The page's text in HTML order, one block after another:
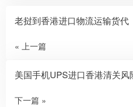
老挝到香港进口物流运输货代
« 上一篇
美国手机UPS进口香港清关风
下一篇 »